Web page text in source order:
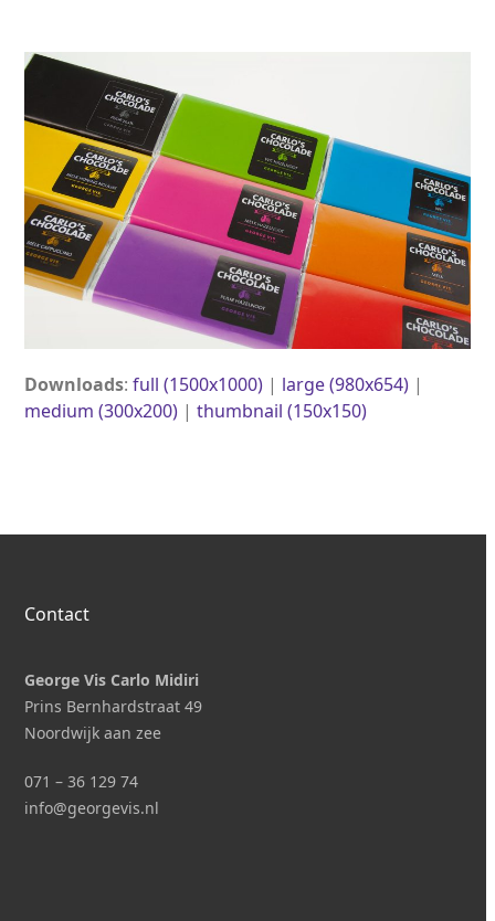
content
mobile
mobile
Downloads:full (1500x1000) | large (980x654) |
medium (300x200) |thumbnail (150x150)
Contact
George Vis Carlo Midiri
Prins Bernhardstraat 49
Noordwijk aan zee
071 – 36 129 74
info@georgevis.nl